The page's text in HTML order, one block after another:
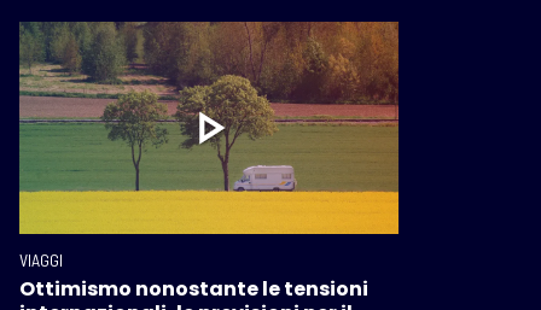
VIAGGI
Ottimismo nonostante le tensioni